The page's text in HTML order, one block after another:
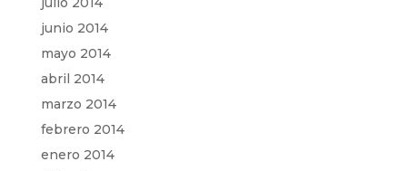
junio 2014
mayo 2014
abril 2014
marzo 2014
febrero 2014
enero 2014